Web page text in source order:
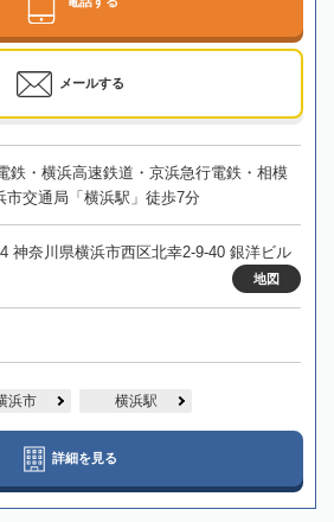
メールする
鉄・横浜高速鉄道・京浜急行電鉄・相模
市交通局「横浜駅」徒歩7分
神奈川県横浜市西区北幸2-9-40 銀洋ビル
地図
浜市 横浜駅
詳細を見る